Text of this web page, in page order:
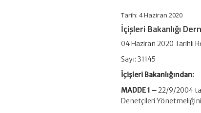
Tarih: 4 Haziran 2020
İçişleri Bakanlığı
04 Haziran 2020 Tarihli
Sayı: 31145
İçişleri Bakanlığından:
MADDE 1 –22/9/2004
Denetçileri